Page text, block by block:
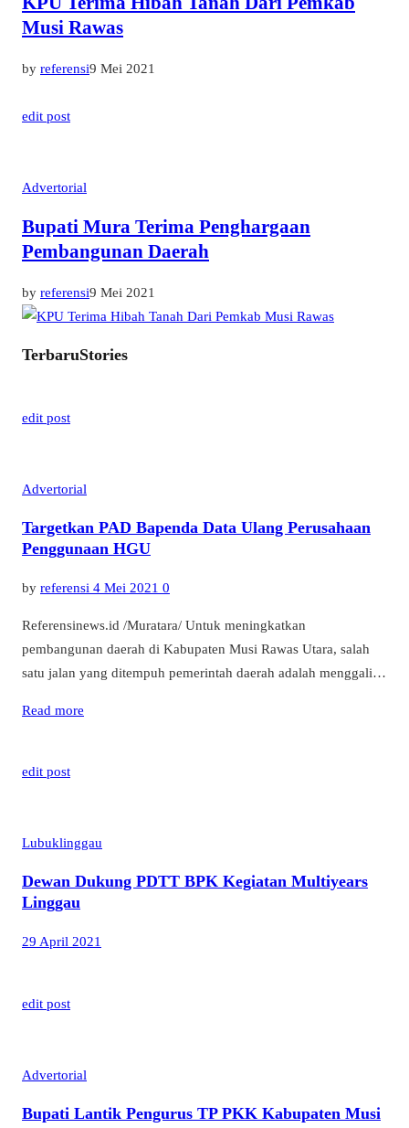
Musi Rawas
by referensi9 Mei 2021
edit post
Advertorial
Bupati Mura Terima Penghargaan
Pembangunan Daerah
by referensi9 Mei 2021
TerbaruStories
edit post
Advertorial
Targetkan PAD Bapenda Data Ulang Perusahaan
Penggunaan HGU
by referensi 4 Mei 2021 0
Referensinews.id /Muratara/ Untuk meningkatkan
pembangunan daerah di Kabupaten Musi Rawas Utara, salah
satu jalan yang ditempuh pemerintah daerah adalah menggali…
Read more
edit post
Lubuklinggau
Dewan Dukung PDTT BPK Kegiatan Multiyears
Linggau
29 April 2021
edit post
Advertorial
Bupati Lantik Pengurus TP PKK Kabupaten Musi